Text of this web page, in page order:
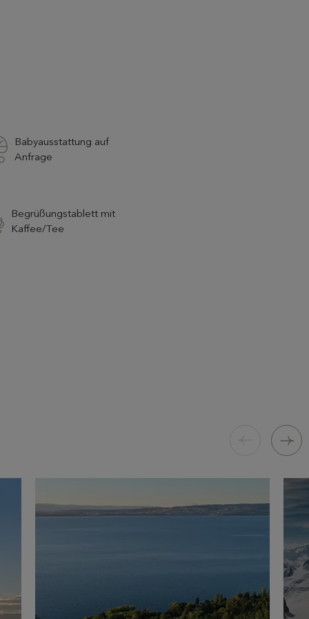
Geschenkpakete
Babyausstattung auf
Anfrage
Begrüßungstablett mit
Kaffee/Tee